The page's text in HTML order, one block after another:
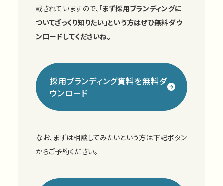
載されていますので、 「まず採用ブランディングに
ついてざっくり知りたい」という方はぜひ無料ダウ
ンロードしてくださいね。
採用ブランディング資料を無料ダ
ウンロード
なお、まずは相談してみたいという方は下記ボタン
からご予約ください。